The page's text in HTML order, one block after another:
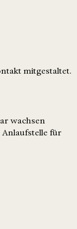
mitgestaltet.
wachsen
Anlaufstelle für